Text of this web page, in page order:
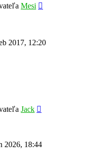
Mesi
2017, 12:20
Jack
2026, 18:44